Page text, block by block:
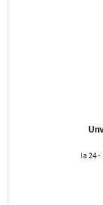
Ia 24